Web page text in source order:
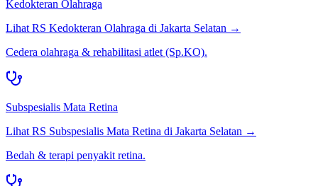
Kedokteran Olahraga
Lihat RS Kedokteran Olahraga di Jakarta Selatan →
Cedera olahraga & rehabilitasi atlet (Sp.KO).
Subspesialis Mata Retina
Lihat RS Subspesialis Mata Retina di Jakarta Selatan →
Bedah & terapi penyakit retina.